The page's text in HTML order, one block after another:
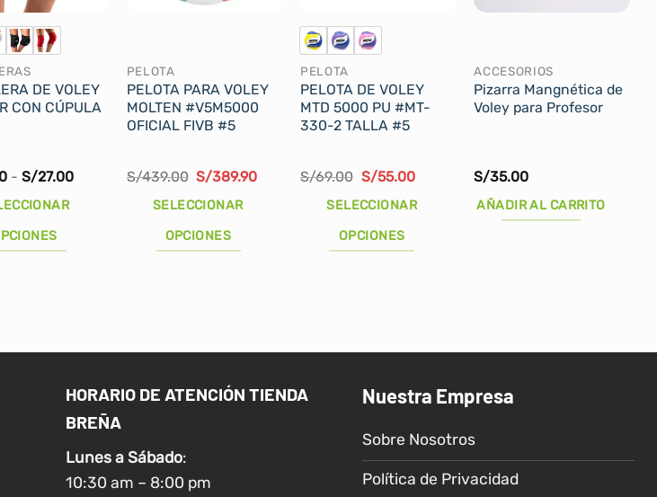
DE VOLEY
CON CÚPULA
- S/27.00Rango
PELOTA
PELOTA PARA VOLEY
MOLTEN #V5M5000
OFICIAL FIVB #5
S/439.00 El
precio
original
S/439.00.
S/389.90El
SELECCIONAR
OPCIONES
variantes.
opciones
elegir
en
PELOTA
PELOTA DE VOLEY
MTD 5000 PU #MT-
330-2 TALLA #5
S/69.00 El
precio
original
S/69.00.
S/55.00El
actual
SELECCIONAR
OPCIONES
variantes.
opciones
ACCESORIOS
Pizarra Mangnética de
Voley para Profesor
S/35.00
AÑADIR AL CARRITO
HORARIO DE ATENCIÓN TIENDA
BREÑA
Lunes a Sábado:
10:30 am – 8:00 pm
Nuestra Empresa
Sobre Nosotros
Política de Privacidad